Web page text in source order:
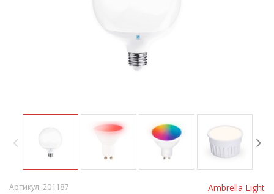
Ambrella Light
Артикул: 201187